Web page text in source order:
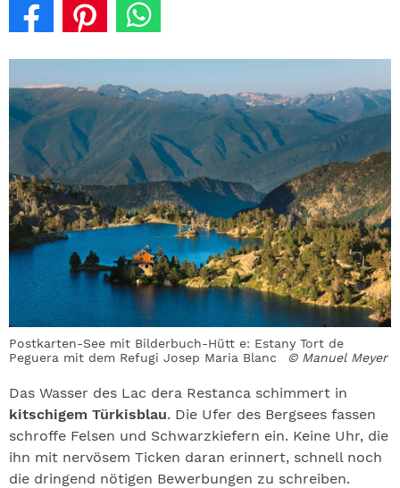
Postkarten-See mit Bilderbuch-Hütt e: Estany Tort de
Peguera mit dem Refugi Josep Maria Blanc
© Manuel Meyer
Das Wasser des Lac dera Restanca schimmert in
kitschigem Türkisblau. Die Ufer des Bergsees fassen
schroffe Felsen und Schwarzkiefern ein. Keine Uhr, die
ihn mit nervösem Ticken daran erinnert, schnell noch
die dringend nötigen Bewerbungen zu schreiben.